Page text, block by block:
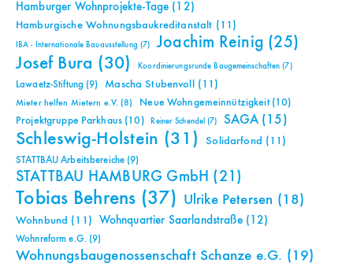
Hamburger Wohnprojekte-Tage (12)
Hamburgische Wohnungsbaukreditanstalt (11)
IBA - Internationale Bauausstellung (7) Joachim Reinig (25)
Josef Bura (30) Koordinierungsrunde Baugemeinschaften (7)
Lawaetz-Stiftung (9) Mascha Stubenvoll (11)
Mieter helfen Mietern e.V. (8) Neue Wohngemeinnützigkeit(10)
Projektgruppe Parkhaus (10) Reiner Schendel (7) SAGA(15)
Schleswig-Holstein (31) Solidarfond (11)
STATTBAU Arbeitsbereiche (9)
STATTBAU HAMBURG GmbH (21)
Tobias Behrens (37) Ulrike Petersen (18)
Wohnbund (11) Wohnquartier Saarlandstraße(12)
Wohnreform e.G.(9)
Wohnungsbaugenossenschaft Schanze e.G. (19)